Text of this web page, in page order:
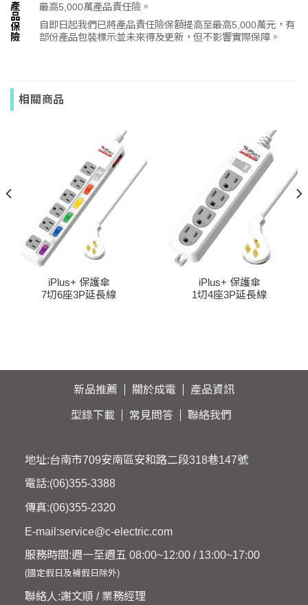
產
品
保
險
最高5,000萬產品責任險。
自即日起我們已將產品責任險保額提高至最高5,000萬元，有
部份產品包裝標示並未來得及更新，但不影響實際保障。
相關商品
iPlus+ 保護傘
7切6座3P延長線
iPlus+ 保護傘
1切4座3P延長線
新品推薦 關於成電 產品資訊
型錄下載 常見問答 聯絡我們
地址:台南市709安南區安和路二段318巷147號
電話:(06)355-3388
傳真:(06)355-2320
E-mail:service@c-electric.com
服務時間:週一至週五 08:00~12:00 / 13:00~17:00
(國定假日及補假日除外)
聯絡人:謝文順 / 業務經理